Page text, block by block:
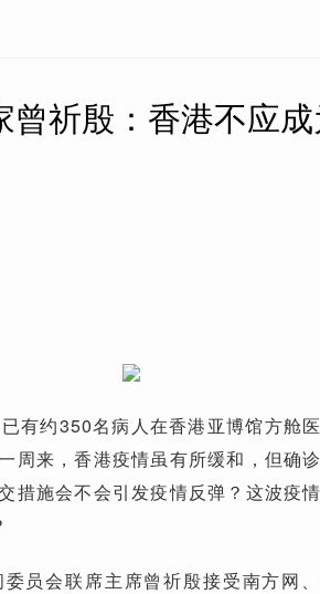
曾祈殷：香港不应
有约350名病人在香港亚博馆方舱
周来，香港疫情虽有所缓和，但确
措施会不会引发疫情反弹？这波疫
员会联席主席曾祈殷接受南方网